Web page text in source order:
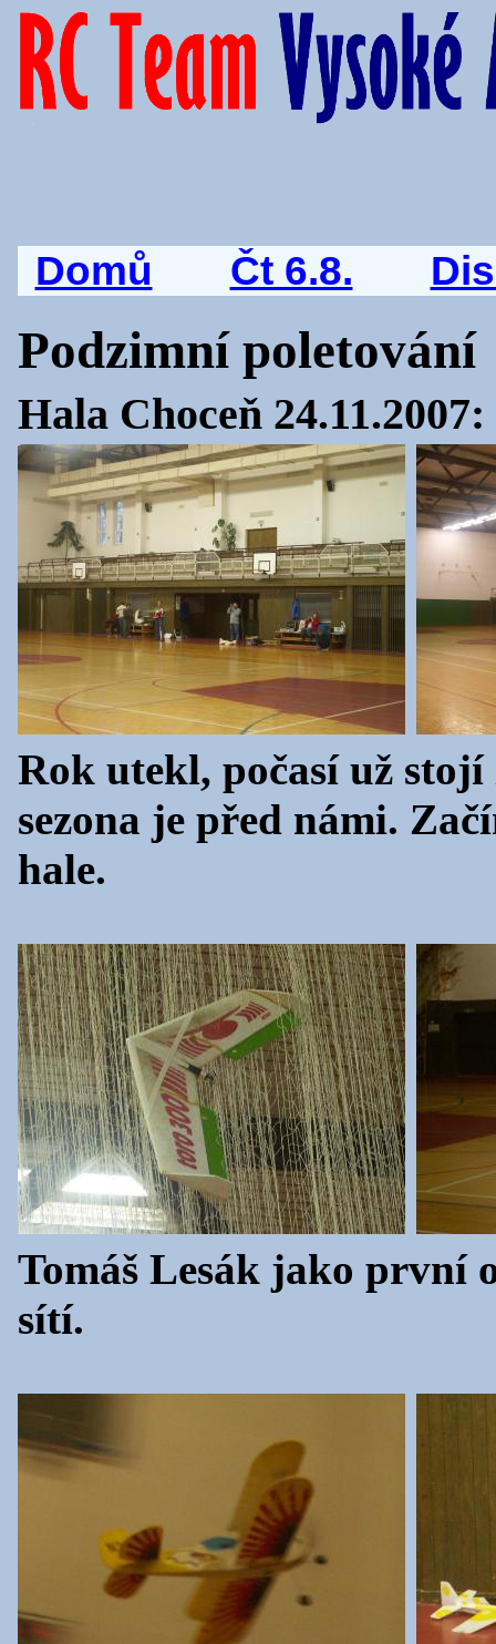
Domů Čt 6.8.
Podzimní poletování
Hala Choceň 24.11.2007:
Rok utekl, počasí už
sezona je před námi.
hale.
Tomáš Lesák jako první
sítí.